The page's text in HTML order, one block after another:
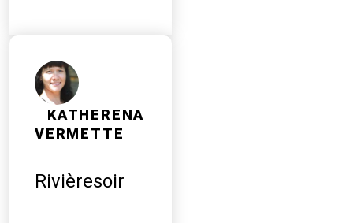
KATHERENA
VERMETTE
Rivièresoir